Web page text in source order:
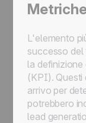
L'elemento
successo del
la definizione
(KPI). Questi
arrivo per
potrebbero
lead